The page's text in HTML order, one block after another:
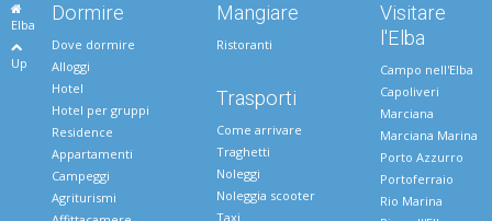
Elba
Up
Dormire
Dove dormire
Alloggi
Hotel
Hotel per gruppi
Residence
Appartamenti
Campeggi
Agriturismi
Mangiare
Ristoranti
Trasporti
Come arrivare
Traghetti
Noleggi
Noleggia scooter
Taxi
Visitare
l'Elba
Campo nell'Elba
Capoliveri
Marciana
Marciana Marina
Porto Azzurro
Portoferraio
Rio Marina